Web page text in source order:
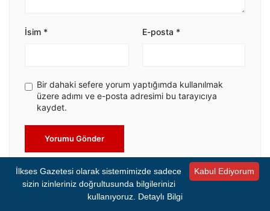
İsim * E-posta *
Bir dahaki sefere yorum yaptığımda kullanılmak
üzere adımı ve e-posta adresimi bu tarayıcıya
kaydet.
Yorumu Gönder
Kabul Ediyorum
İlkses Gazetesi olarak sistemimizde sadece
sizin izinleriniz doğrultusunda bilgilerinizi
kullanıyoruz. Detaylı Bilgi